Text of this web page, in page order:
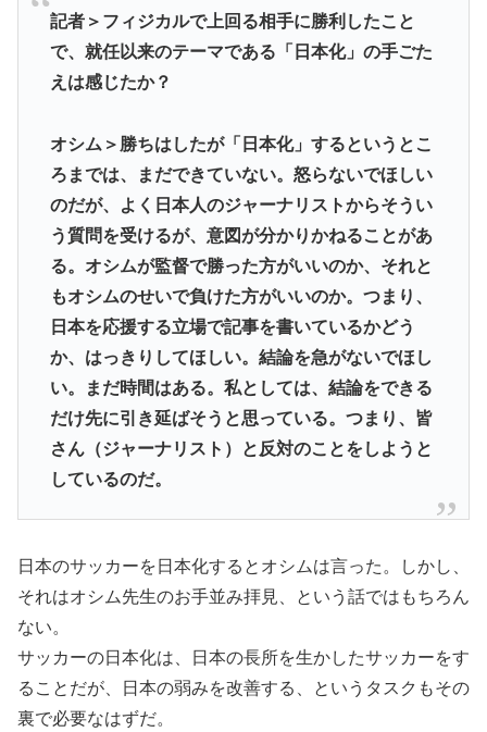
記者＞フィジカルで上回る相手に勝利したこと
で、就任以来のテーマである「日本化」の手ごた
えは感じたか？
オシム＞勝ちはしたが「日本化」するというとこ
ろまでは、まだできていない。怒らないでほしい
のだが、よく日本人のジャーナリストからそうい
う質問を受けるが、意図が分かりかねることがあ
る。オシムが監督で勝った方がいいのか、それと
もオシムのせいで負けた方がいいのか。つまり、
日本を応援する立場で記事を書いているかどう
か、はっきりしてほしい。結論を急がないでほし
い。まだ時間はある。私としては、結論をできる
だけ先に引き延ばそうと思っている。つまり、皆
さん（ジャーナリスト）と反対のことをしようと
しているのだ。
日本のサッカーを日本化するとオシムは言った。しかし、
それはオシム先生のお手並み拝見、という話ではもちろん
ない。
サッカーの日本化は、日本の長所を生かしたサッカーをす
ることだが、日本の弱みを改善する、というタスクもその
裏で必要なはずだ。